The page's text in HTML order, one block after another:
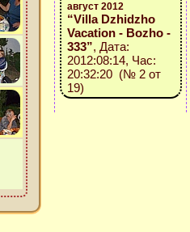
август 2012
“Villa Dzhidzho
Vacation - Bozho -
333”, Дата:
2012:08:14, Час:
20:32:20 (№ 2 от
19)